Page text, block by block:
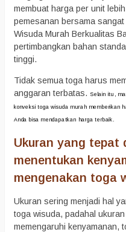
membuat harga per unit
pemesanan bersama
Wisuda Murah Berkualitas
pertimbangkan bahan
tinggi.
Tidak semua toga harus
anggaran terbatas. Selain itu,
konveksi toga wisuda murah memberikan
Anda bisa mendapatkan harga terbaik.
Ukuran yang tepat
menentukan
mengenakan toga
Ukuran sering menjadi hal
toga wisuda, padahal
memengaruhi kenyamanan,